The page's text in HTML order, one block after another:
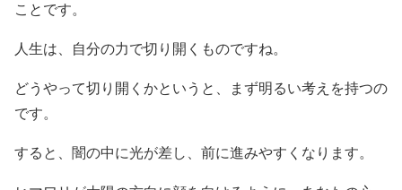
ことです。
人生は、自分の力で切り開くものですね。
どうやって切り開くかというと、まず明るい考えを持つの
です。
すると、闇の中に光が差し、前に進みやすくなります。